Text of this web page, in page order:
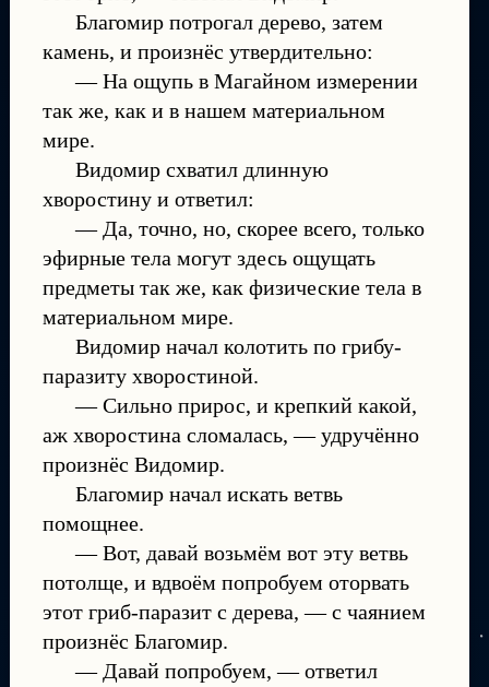
Благомир потрогал дерево, затем
камень, и произнёс утвердительно:
— На ощупь в Магайном измерении
так же, как и в нашем материальном
мире.
Видомир схватил длинную
хворостину и ответил:
— Да, точно, но, скорее всего, только
эфирные тела могут здесь ощущать
предметы так же, как физические тела в
материальном мире.
Видомир начал колотить по грибу-
паразиту хворостиной.
— Сильно прирос, и крепкий какой,
аж хворостина сломалась, — удручённо
произнёс Видомир.
Благомир начал искать ветвь
помощнее.
— Вот, давай возьмём вот эту ветвь
потолще, и вдвоём попробуем оторвать
этот гриб-паразит с дерева, — с чаянием
произнёс Благомир.
— Давай попробуем, — ответил